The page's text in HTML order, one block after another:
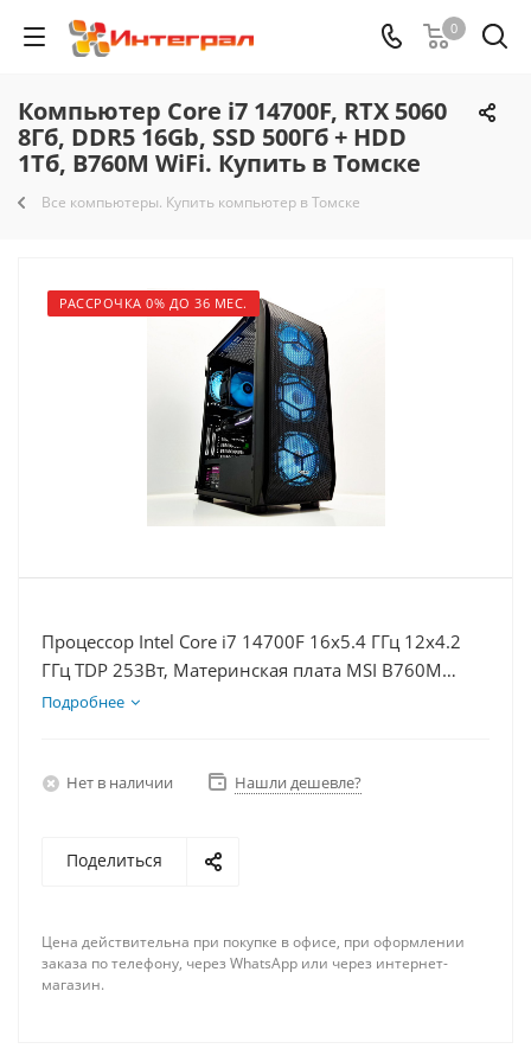
0
Компьютер Core i7 14700F, RTX 5060
8Гб, DDR5 16Gb, SSD 500Гб + HDD
1Тб, B760M WiFi. Купить в Томске
Все компьютеры. Купить компьютер в Томске
РАССРОЧКА 0% ДО 36 МЕС.
Процессор Intel Core i7 14700F 16x5.4 ГГц 12x4.2
ГГц TDP 253Вт, Материнская плата MSI B760M
BOMBER WIFI D5, Видеокарта RTX 5060 8Гб, Память
Подробнее
Нет в наличии Нашли дешевле?
Поделиться
Цена действительна при покупке в офисе, при оформлении
заказа по телефону, через WhatsApp или через интернет-
магазин.